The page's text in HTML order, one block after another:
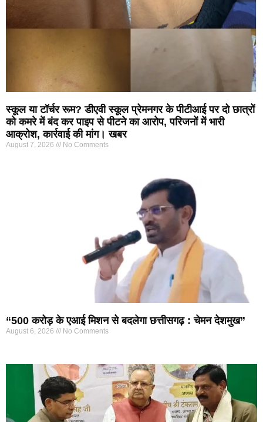
स्कूल या टॉर्चर रूम? डीएवी स्कूल प्रेमनगर के पीटीआई पर दो छात्रों
को कमरे में बंद कर पाइप से पीटने का आरोप, परिजनों में भारी
आक्रोश, कार्रवाई की मांग। खबर
August 7, 2026 No Comments
“500 करोड़ के एआई मिशन से बदलेगा छत्तीसगढ़ : चेमन देशमुख”
August 6, 2026 No Comments